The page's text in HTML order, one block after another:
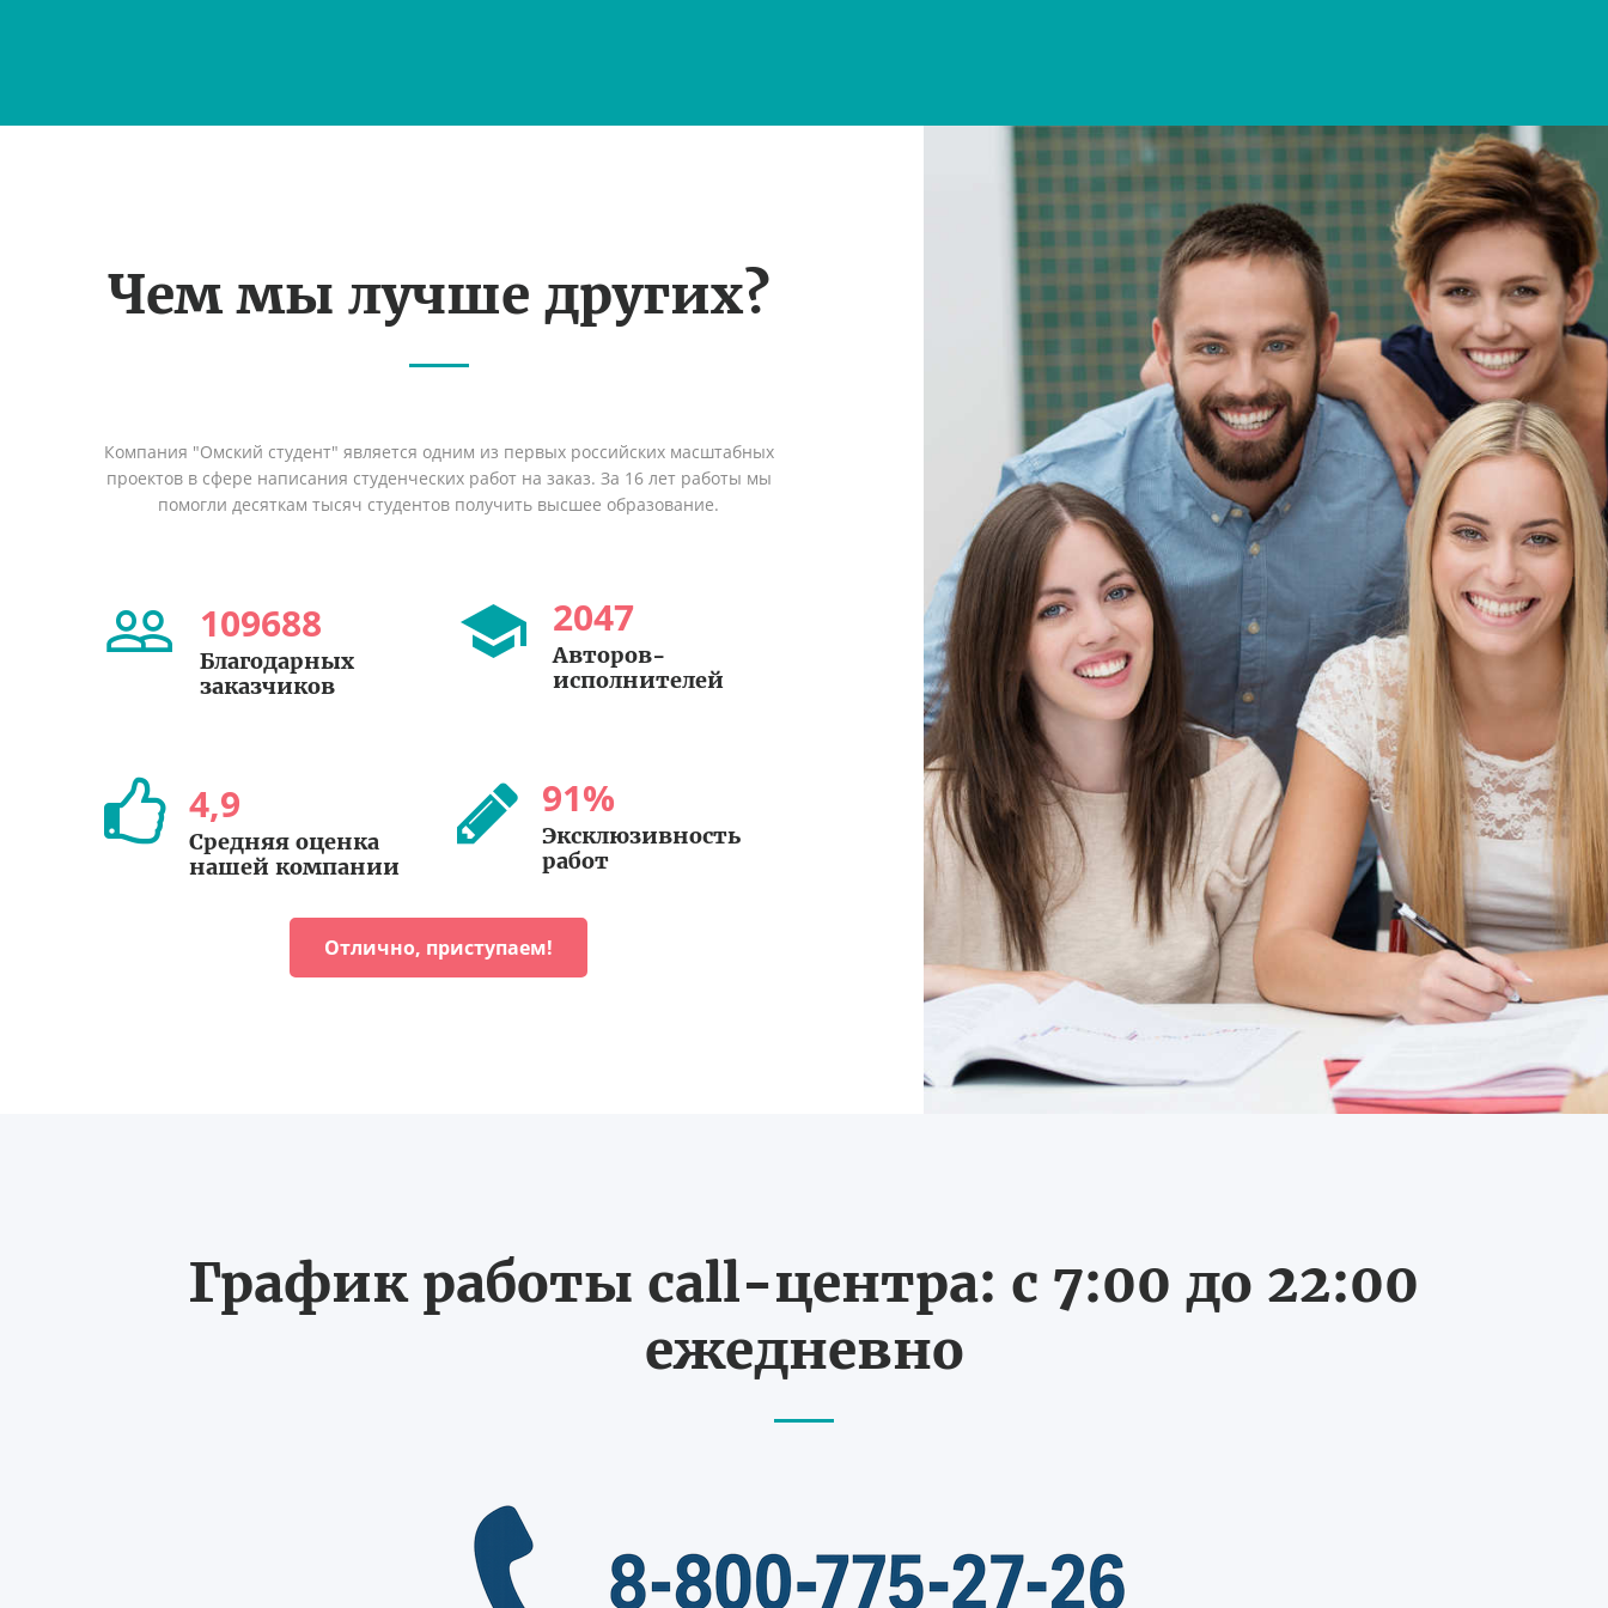
Чем мы лучше других?
Компания "Омский студент" является одним из первых российских масштабных
проектов в сфере написания студенческих работ на заказ. За 16 лет работы мы
помогли десяткам тысяч студентов получить высшее образование.
109688
Благодарных
заказчиков
2047
Авторов-
исполнителей
4,9
Средняя оценка
нашей компании
91%
Эксклюзивность
работ
Отлично, приступаем!
График работы call-центра: с 7:00 до 22:00
ежедневно